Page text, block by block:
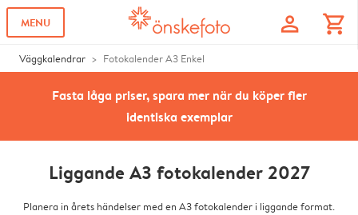
MENU profile shopping_cart
Väggkalendrar Fotokalender A3 Enkel
Fasta låga priser, spara mer när du köper fler
identiska exemplar
Liggande A3 fotokalender 2027
Planera in årets händelser med en A3 fotokalender i liggande format.